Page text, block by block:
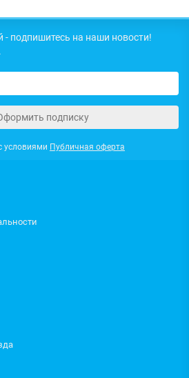
- подпишитесь на наши новости!
подписку
условиями Публичная оферта